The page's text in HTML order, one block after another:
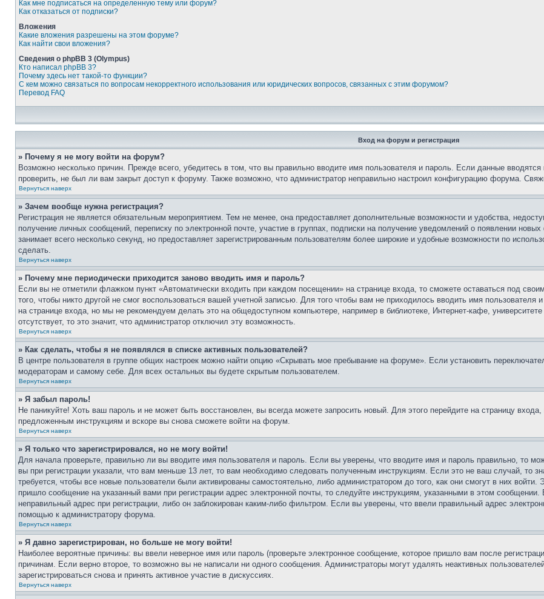
Как мне подписаться на определенную тему или форум?
Как отказаться от подписки?
Вложения
Какие вложения разрешены на этом форуме?
Как найти свои вложения?
Сведения о phpBB 3 (Olympus)
Кто написал phpBB 3?
Почему здесь нет такой-то функции?
С кем можно связаться по вопросам некорректного использования или юридических вопросов, связанных с этим форумом?
Перевод FAQ
Вход на форум и регистрация
» Почему я не могу войти на форум?
Возможно несколько причин. Прежде всего, убедитесь в том, что вы правильно вводите имя пользователя и пароль. Если данные
проверить, не был ли вам закрыт доступ к форуму. Также возможно, что администратор неправильно настроил конфигурацию форума.
Вернуться наверх
» Зачем вообще нужна регистрация?
Регистрация не является обязательным мероприятием. Тем не менее, она предоставляет дополнительные возможности и удобства,
получение личных сообщений, переписку по электронной почте, участие в группах, подписки на получение уведомлений о появлении
занимает всего несколько секунд, но предоставляет зарегистрированным пользователям более широкие и удобные возможности по
сделать.
Вернуться наверх
» Почему мне периодически приходится заново вводить имя и пароль?
Если вы не отметили флажком пункт «Автоматически входить при каждом посещении» на странице входа, то сможете оставаться под
того, чтобы никто другой не смог воспользоваться вашей учетной записью. Для того чтобы вам не приходилось вводить имя
на странице входа, но мы не рекомендуем делать это на общедоступном компьютере, например в библиотеке, Интернет-кафе,
отсутствует, то это значит, что администратор отключил эту возможность.
Вернуться наверх
» Как сделать, чтобы я не появлялся в списке активных пользователей?
В центре пользователя в группе общих настроек можно найти опцию «Скрывать мое пребывание на форуме». Если установить
модераторам и самому себе. Для всех остальных вы будете скрытым пользователем.
Вернуться наверх
» Я забыл пароль!
Не паникуйте! Хоть ваш пароль и не может быть восстановлен, вы всегда можете запросить новый. Для этого перейдите на страницу
предложенным инструкциям и вскоре вы снова сможете войти на форум.
Вернуться наверх
» Я только что зарегистрировался, но не могу войти!
Для начала проверьте, правильно ли вы вводите имя пользователя и пароль. Если вы уверены, что вводите имя и пароль правильно, то
вы при регистрации указали, что вам меньше 13 лет, то вам необходимо следовать полученным инструкциям. Если это не ваш случай, то
требуется, чтобы все новые пользователи были активированы самостоятельно, либо администратором до того, как они смогут в них
пришло сообщение на указанный вами при регистрации адрес электронной почты, то следуйте инструкциям, указанными в этом
неправильный адрес при регистрации, либо он заблокирован каким-либо фильтром. Если вы уверены, что ввели правильный адрес
помощью к администратору форума.
Вернуться наверх
» Я давно зарегистрирован, но больше не могу войти!
Наиболее вероятные причины: вы ввели неверное имя или пароль (проверьте электронное сообщение, которое пришло вам после
причинам. Если верно второе, то возможно вы не написали ни одного сообщения. Администраторы могут удалять неактивных
зарегистрироваться снова и принять активное участие в дискуссиях.
Вернуться наверх